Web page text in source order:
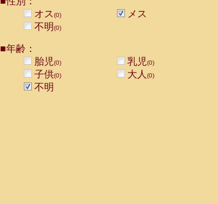
オス(0)
メス
不明(0)
■年齢：
胎児(0) 乳児(0)
子供(0) 大人 (0)
不明